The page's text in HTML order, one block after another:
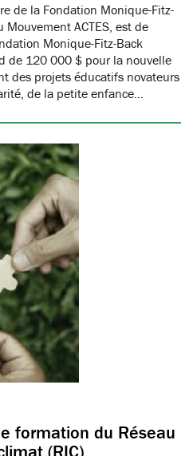
de la Fondation Monique-Fitz-
Mouvement ACTES, est de
Monique-Fitz-Back
de 120 000 $ pour la nouvelle
des projets éducatifs novateurs
de la petite enfance…
formation du Réseau
(RIC)